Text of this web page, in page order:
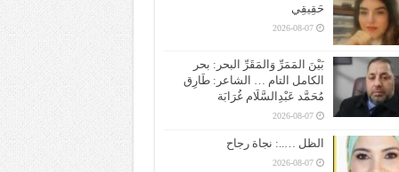
حَقِيقِي
2026-08-07
بَيْنَ المَمَرِّ وَالمَقَرِّ البحر: بحر
الكامل التام … الشاعر: طَارِق
مُحَمَّد عَبْدِالسَّلَام غُرَابَة
2026-08-07
الظل …..: نجاة رجاح
2026-08-07